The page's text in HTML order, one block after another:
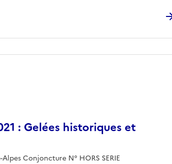
: Gelées historiques et
Conjoncture N° HORS SERIE